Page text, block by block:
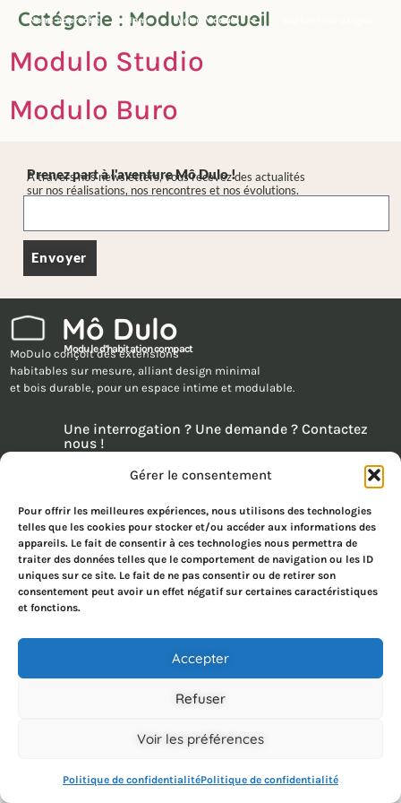
Gérer le consentement
Pour offrir les meilleures expériences, nous utilisons des technologies
telles que les cookies pour stocker et/ou accéder aux informations des
appareils. Le fait de consentir à ces technologies nous permettra de
traiter des données telles que le comportement de navigation ou les ID
uniques sur ce site. Le fait de ne pas consentir ou de retirer son
consentement peut avoir un effet négatif sur certaines caractéristiques
et fonctions.
Accepter
Refuser
Voir les préférences
Politique de confidentialitéPolitique de confidentialité
principal
Notre approche Home Votre Modulo
Catégorie : Modulo accueil
Modulo Studio
Modulo Buro
Prenez part à l'aventure Mô Dulo !
À travers nos newsletters, vous recevez des actualités
sur nos réalisations, nos rencontres et nos évolutions.
Envoyer
Mô Dulo
d’habitation compact
MoDulo conçoit des extensions
habitables sur mesure, alliant design minimal
et bois durable, pour un espace intime et modulable.
Une interrogation ? Une demande ? Contactez
nous !
06 60 69 49 54
9 Moréac, Severac, 44350 Loire-Atlantique